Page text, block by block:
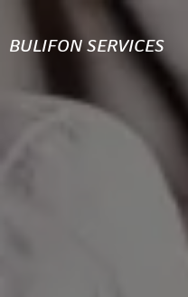
BULIFON SERVICES
Panneau de gestion des cookies